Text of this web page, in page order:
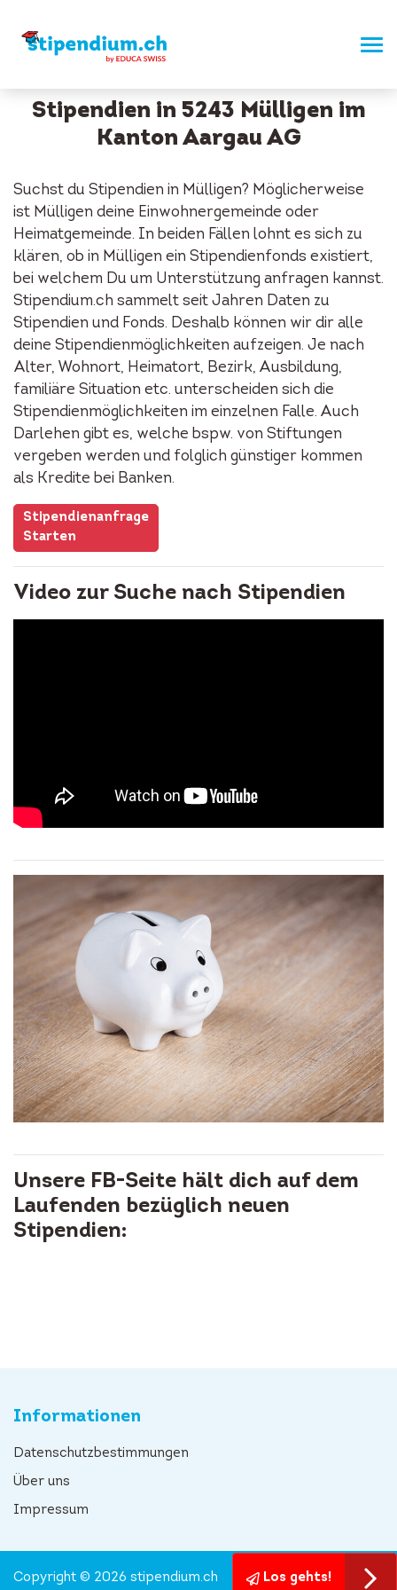
Stipendien in 5243 Mülligen im
Kanton Aargau AG
Suchst du Stipendien in Mülligen? Möglicherweise
ist Mülligen deine Einwohnergemeinde oder
Heimatgemeinde. In beiden Fällen lohnt es sich zu
klären, ob in Mülligen ein Stipendienfonds existiert,
bei welchem Du um Unterstützung anfragen kannst.
Stipendium.ch sammelt seit Jahren Daten zu
Stipendien und Fonds. Deshalb können wir dir alle
deine Stipendienmöglichkeiten aufzeigen. Je nach
Alter, Wohnort, Heimatort, Bezirk, Ausbildung,
familiäre Situation etc. unterscheiden sich die
Stipendienmöglichkeiten im einzelnen Falle. Auch
Darlehen gibt es, welche bspw. von Stiftungen
vergeben werden und folglich günstiger kommen
als Kredite bei Banken.
Stipendienanfrage
Starten
Video zur Suche nach Stipendien
Unsere FB-Seite hält dich auf dem
Laufenden bezüglich neuen
Stipendien:
Informationen
Datenschutzbestimmungen
Über uns
Impressum
Los gehts!
Copyright © 2026 stipendium.ch